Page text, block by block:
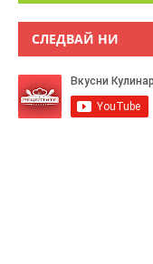
СЛЕДВАЙ НИ